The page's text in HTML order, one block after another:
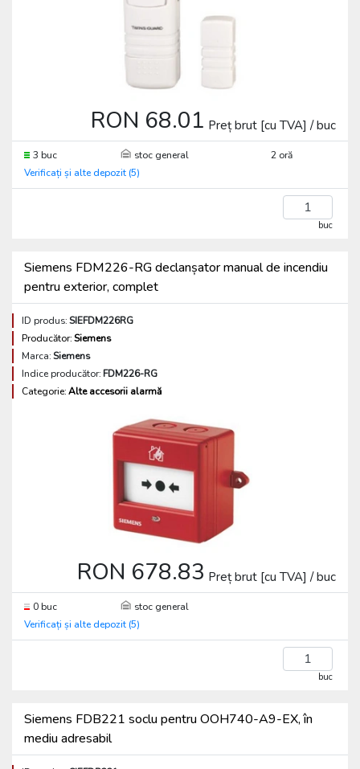
RON 68.01 Preț brut [cu TVA] / buc
3 buc stoc general
2 oră
Verificați și alte depozit (5)
buc
Siemens FDM226-RG declanșator manual de incendiu
pentru exterior, complet
ID produs:SIEFDM226RG
Producător:Siemens
Marca:Siemens
Indice producător:FDM226-RG
Categorie:Alte accesorii alarmă
RON 678.83 Preț brut [cu TVA] / buc
0 buc
stoc general
Verificați și alte depozit (5)
buc
Siemens FDB221 soclu pentru OOH740-A9-EX, în
mediu adresabil